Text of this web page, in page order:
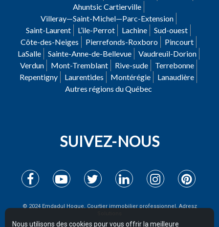
Ahuntsic Cartierville
Villeray—Saint-Michel—Parc-Extension
Saint-Laurent
L’ile-Perrot Lachine
Sud-ouest
Côte-des-Neiges
Pierrefonds-Roxboro
Pincourt
LaSalle
Sainte-Anne-de-Bellevue
Vaudreuil-Dorion
Verdun
Mont-Tremblant Rive-sude
Terrebonne
Repentigny
Laurentides Montérégie
Lanaudière
Autres régions du Québec
SUIVEZ-NOUS
© 2024 Emdadul Hoque, Courtier immobilier professionnel, Adresz
Nous utilisons des cookies pour vous offrir la meilleure